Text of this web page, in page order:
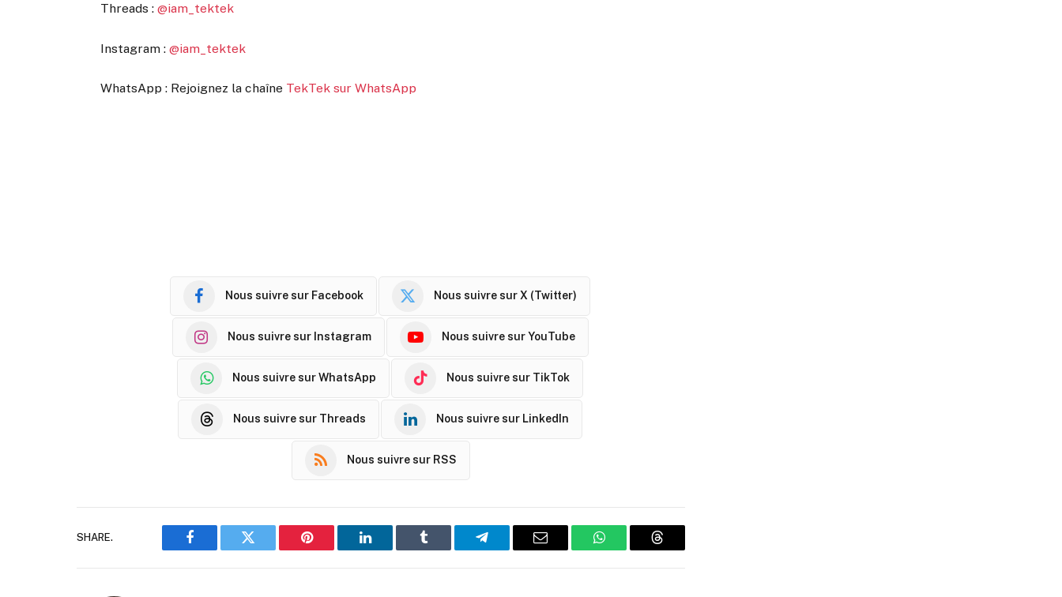
Threads :@iam_tektek
Instagram :@iam_tektek
WhatsApp : Rejoignez la chaîne TekTek sur WhatsApp
Nous suivre sur Facebook Nous suivre sur X (Twitter)
Nous suivre sur Instagram Nous suivre sur YouTube
Nous suivre sur WhatsApp Nous suivre sur TikTok
Nous suivre sur Threads Nous suivre sur LinkedIn
Nous suivre sur RSS
SHARE.
Facebook Twitter Pinterest LinkedIn Tumblr Telegram Email WhatsAppThreads